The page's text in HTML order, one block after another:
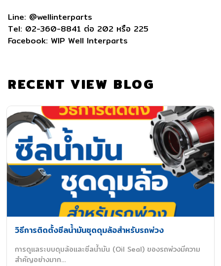
Line: @wellinterparts
Tel: 02-360-8841 ต่อ 202 หรือ 225
Facebook: WIP Well Interparts
RECENT VIEW BLOG
วิธีการติดตั้งซีลน้ำมันชุดดุมล้อสำหรับรถพ่วง
การดูแลระบบดุมล้อและซีลน้ำมัน (Oil Seal) ของรถพ่วงมีความ
สำคัญอย่างมาก…